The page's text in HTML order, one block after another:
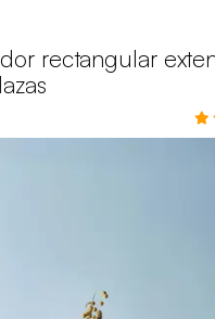
rectangular